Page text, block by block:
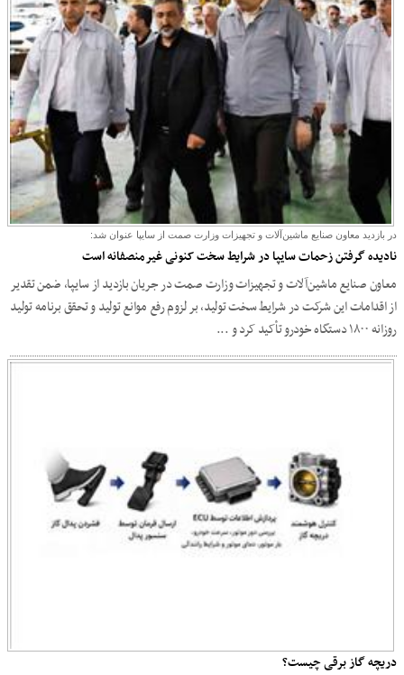
در بازدید معاون صنایع ماشین‌آلات و تجهیزات وزارت صمت از سایپا عنوان شد:
نادیده گرفتن زحمات سایپا در شرایط سخت کنونی غیرمنصفانه است
معاون صنایع ماشین‌آلات و تجهیزات وزارت صمت در جریان بازدید از سایپا، ضمن تقدیر
از اقدامات این شرکت در شرایط سخت تولید، بر لزوم رفع موانع تولید و تحقق برنامه تولید
روزانه ۱۸۰۰ دستگاه خودرو تأکید کرد و ...
دریچه گاز برقی چیست؟